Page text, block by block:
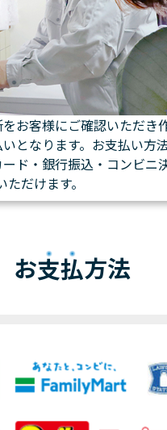
お客様にご確認いただき
となります。お支払い方
ド・銀行振込・コンビニ
だけます。
お支払方法